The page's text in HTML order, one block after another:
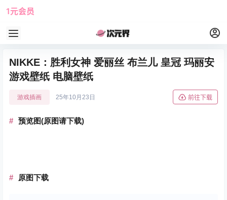
1元会员
NIKKE：胜利女神 爱丽丝 布兰儿 皇冠 玛丽安
游戏壁纸 电脑壁纸
游戏插画 25年10月23日 前往下载
预览图(原图请下载)
原图下载